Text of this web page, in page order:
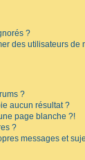
?
des utilisateurs de
?
aucun résultat ?
page blanche ?!
?
messages et